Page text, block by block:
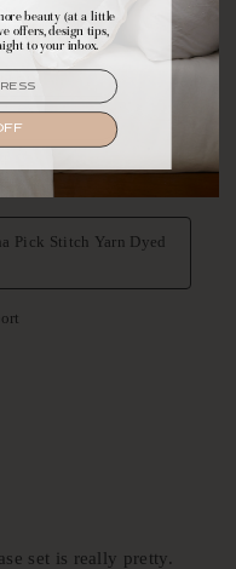
first access to
inspiration.
beauty (at a little
offers, design tips,
to your inbox.